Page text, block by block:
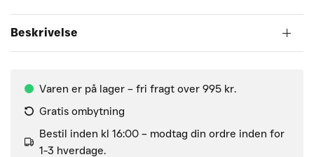
Beskrivelse
Varen er på lager – fri fragt over 995 kr.
Gratis ombytning
Bestil inden kl 16:00 – modtag din ordre inden for
1-3 hverdage.